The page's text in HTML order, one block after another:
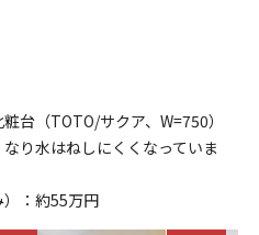
台（TOTO/サクア、W=750）
り水はねしにくくなっていま
：約55万円